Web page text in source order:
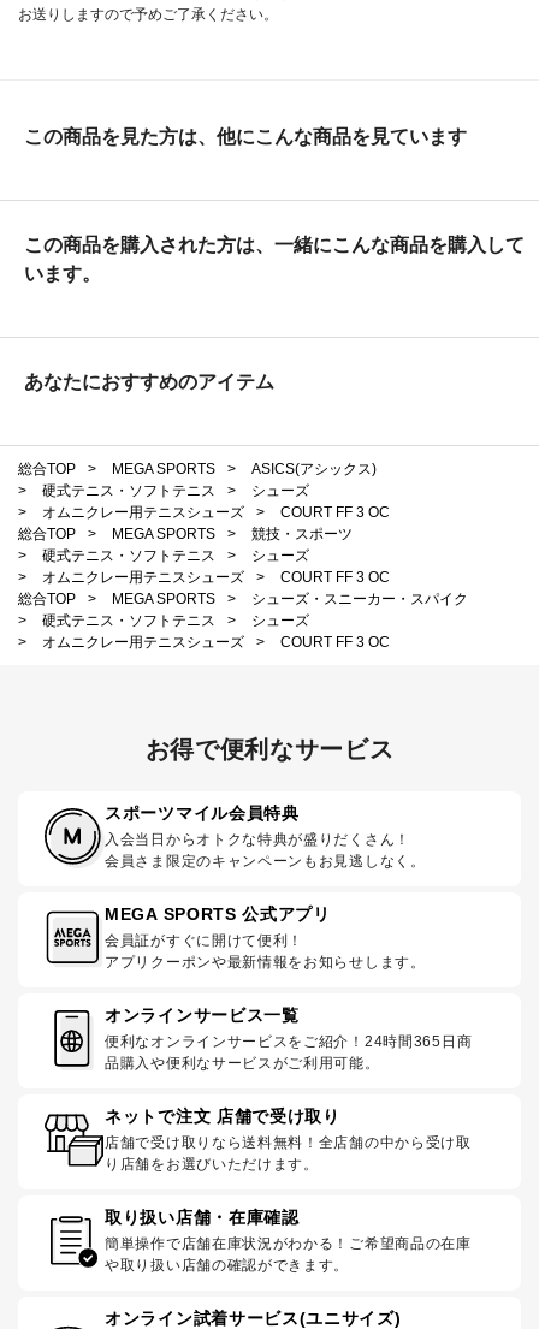
お送りしますので予めご了承ください。
この商品を見た方は、他にこんな商品を見ています
この商品を購入された方は、一緒にこんな商品を購入して
います。
あなたにおすすめのアイテム
総合TOP > MEGA SPORTS >
ASICS(アシックス)
>
硬式テニス・ソフトテニス >
シューズ
>
オムニクレー用テニスシューズ >
COURT FF 3 OC
総合TOP
> MEGA SPORTS >
競技・スポーツ
>
硬式テニス・ソフトテニス >
シューズ
>
オムニクレー用テニスシューズ >
COURT FF 3 OC
総合TOP
> MEGA SPORTS >
シューズ・スニーカー・スパイク
>
硬式テニス・ソフトテニス >
シューズ
>
オムニクレー用テニスシューズ > COURT FF 3 OC
お得で便利なサービス
スポーツマイル会員特典
入会当日からオトクな特典が盛りだくさん！
会員さま限定のキャンペーンもお見逃しなく。
MEGA SPORTS 公式アプリ
会員証がすぐに開けて便利！
アプリクーポンや最新情報をお知らせします。
オンラインサービス一覧
便利なオンラインサービスをご紹介！24時間365日商
品購入や便利なサービスがご利用可能。
ネットで注文 店舗で受け取り
店舗で受け取りなら送料無料！全店舗の中から受け取
り店舗をお選びいただけます。
取り扱い店舗・在庫確認
簡単操作で店舗在庫状況がわかる！ご希望商品の在庫
や取り扱い店舗の確認ができます。
オンライン試着サービス(ユニサイズ)